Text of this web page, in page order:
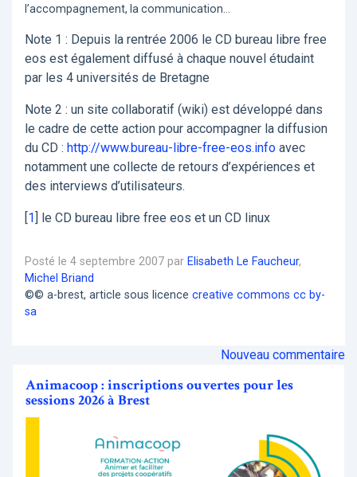
l’accompagnement, la communication…
Note 1 : Depuis la rentrée 2006 le CD bureau libre free
eos est également diffusé à chaque nouvel étudaint
par les 4 universités de Bretagne
Note 2 : un site collaboratif (wiki) est développé dans
le cadre de cette action pour accompagner la diffusion
du CD : http://www.bureau-libre-free-eos.info avec
notamment une collecte de retours d’expériences et
des interviews d’utilisateurs.
1 le CD bureau libre free eos et un CD linux
Posté le 4 septembre 2007 par Elisabeth Le Faucheur,
Michel Briand
©© a-brest, article sous licence creative commons cc by-
sa
Nouveau commentaire
Animacoop : inscriptions ouvertes pour les
sessions 2026 à Brest